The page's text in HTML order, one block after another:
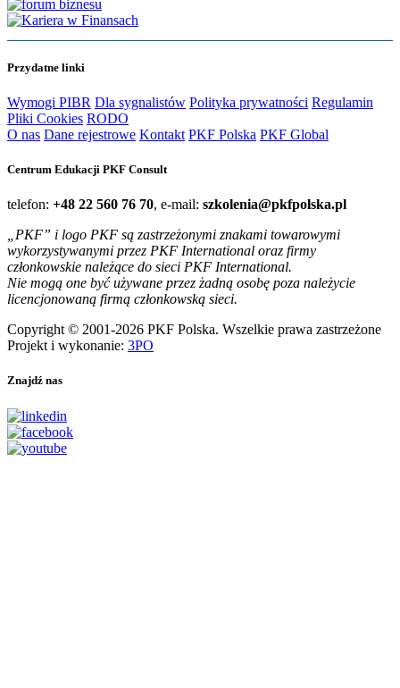
Przydatne linki
Wymogi PIBR Dla sygnalistów Polityka prywatności Regulamin
Pliki Cookies RODO
O nas Dane rejestrowe Kontakt PKF Polska PKF Global
Centrum Edukacji PKF Consult
telefon: +48 22 560 76 70, e-mail: szkolenia@pkfpolska.pl
„PKF” i logo PKF są zastrzeżonymi znakami towarowymi
wykorzystywanymi przez PKF International oraz firmy
członkowskie należące do sieci PKF International.
Nie mogą one być używane przez żadną osobę poza należycie
licencjonowaną firmą członkowską sieci.
Copyright © 2001-2026 PKF Polska. Wszelkie prawa zastrzeżone
Projekt i wykonanie: 3PO
Znajdź nas